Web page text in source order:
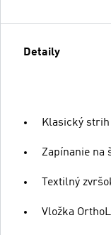
Detaily
Klasický strih
Zapínanie na
Textilný
Vložka